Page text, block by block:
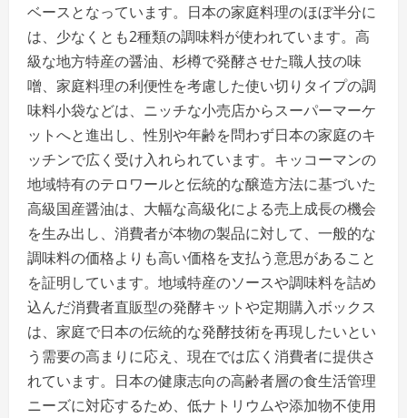
ベースとなっています。日本の家庭料理のほぼ半分に
は、少なくとも2種類の調味料が使われています。高
級な地方特産の醤油、杉樽で発酵させた職人技の味
噌、家庭料理の利便性を考慮した使い切りタイプの調
味料小袋などは、ニッチな小売店からスーパーマーケ
ットへと進出し、性別や年齢を問わず日本の家庭のキ
ッチンで広く受け入れられています。キッコーマンの
地域特有のテロワールと伝統的な醸造方法に基づいた
高級国産醤油は、大幅な高級化による売上成長の機会
を生み出し、消費者が本物の製品に対して、一般的な
調味料の価格よりも高い価格を支払う意思があること
を証明しています。地域特産のソースや調味料を詰め
込んだ消費者直販型の発酵キットや定期購入ボックス
は、家庭で日本の伝統的な発酵技術を再現したいとい
う需要の高まりに応え、現在では広く消費者に提供さ
れています。日本の健康志向の高齢者層の食生活管理
ニーズに対応するため、低ナトリウムや添加物不使用